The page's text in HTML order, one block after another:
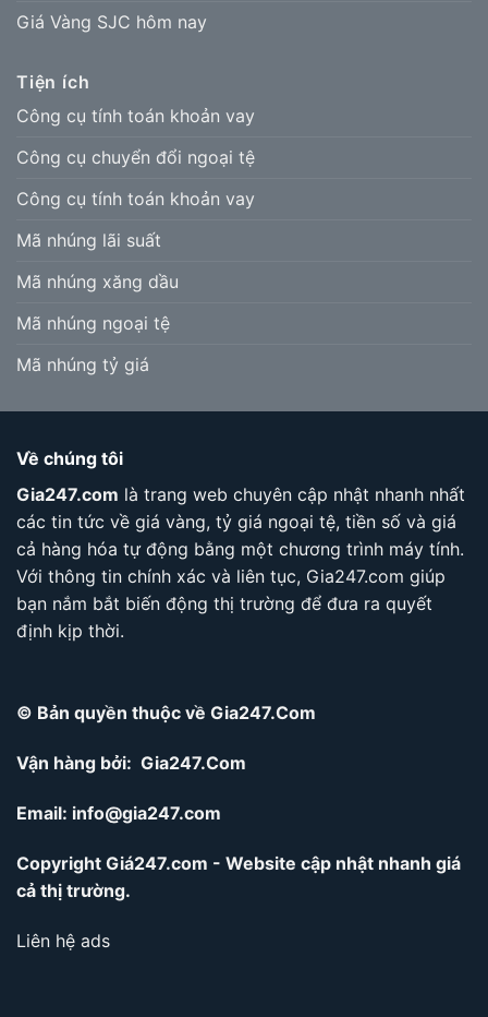
Giá Vàng SJC hôm nay
Tiện ích
Công cụ tính toán khoản vay
Công cụ chuyển đổi ngoại tệ
Công cụ tính toán khoản vay
Mã nhúng lãi suất
Mã nhúng xăng dầu
Mã nhúng ngoại tệ
Mã nhúng tỷ giá
Về chúng tôi
Gia247.com là trang web chuyên cập nhật nhanh nhất
các tin tức về giá vàng, tỷ giá ngoại tệ, tiền số và giá
cả hàng hóa tự động bằng một chương trình máy tính.
Với thông tin chính xác và liên tục, Gia247.com giúp
bạn nắm bắt biến động thị trường để đưa ra quyết
định kịp thời.
© Bản quyền thuộc về Gia247.Com
Vận hàng bởi: Gia247.Com
Email: info@gia247.com
Copyright Giá247.com - Website cập nhật nhanh giá
cả thị trường.
Liên hệ ads